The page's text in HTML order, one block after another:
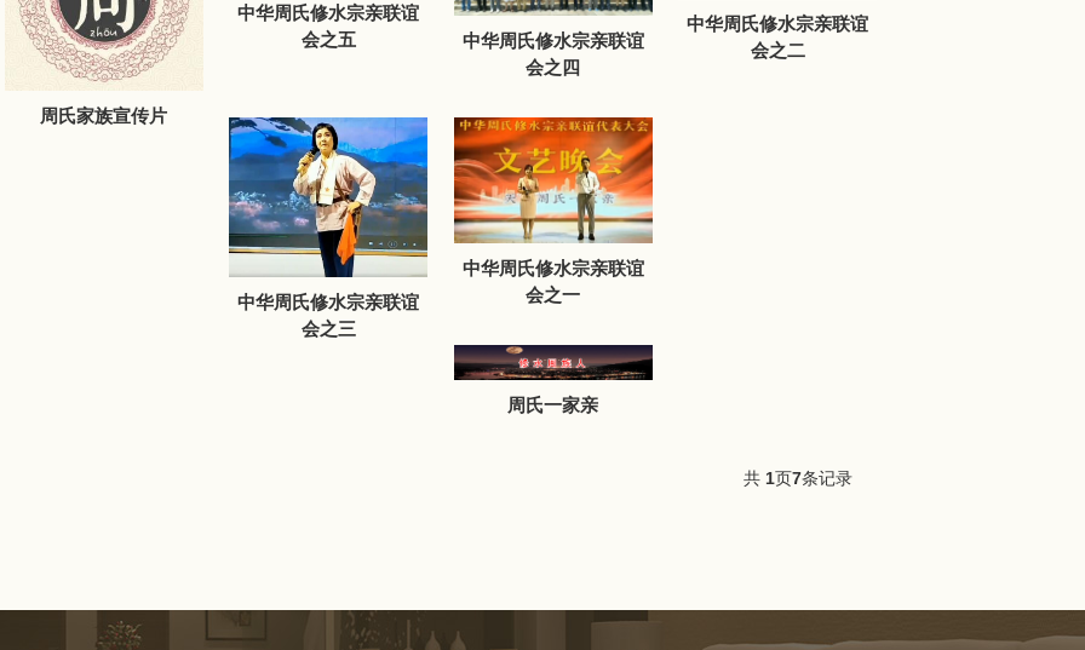
周氏家族宣传片
中华周氏修水宗亲联谊
会之五
中华周氏修水宗亲联谊
会之四
中华周氏修水宗亲联谊
会之二
中华周氏修水宗亲联谊
会之三
中华周氏修水宗亲联谊
会之一
周氏一家亲
共 1页7条记录